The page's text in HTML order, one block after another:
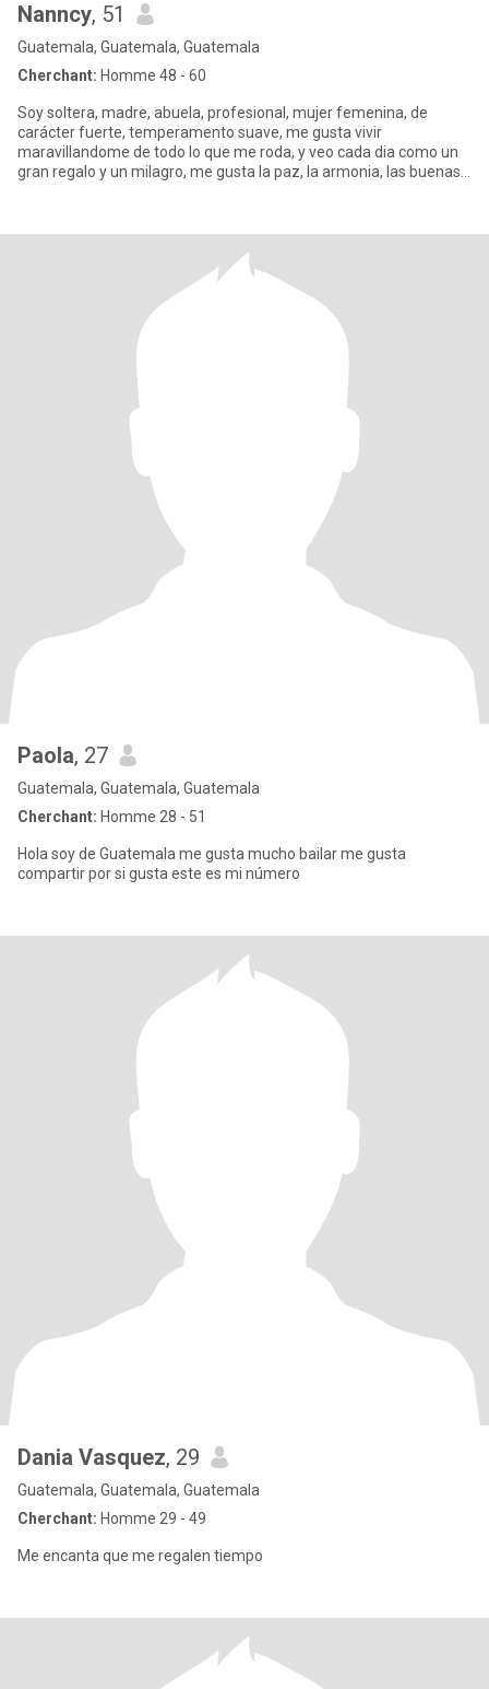
Nanncy, 51
Guatemala, Guatemala, Guatemala
Cherchant: Homme 48 - 60
Soy soltera, madre, abuela, profesional, mujer femenina, de
carácter fuerte, temperamento suave, me gusta vivir
maravillandome de todo lo que me roda, y veo cada dia como un
gran regalo y un milagro, me gusta la paz, la armonia, las buenas
Paola, 27
Guatemala, Guatemala, Guatemala
Cherchant: Homme 28 - 51
Hola soy de Guatemala me gusta mucho bailar me gusta
compartir por si gusta este es mi número
Dania Vasquez, 29
Guatemala, Guatemala, Guatemala
Cherchant: Homme 29 - 49
Me encanta que me regalen tiempo